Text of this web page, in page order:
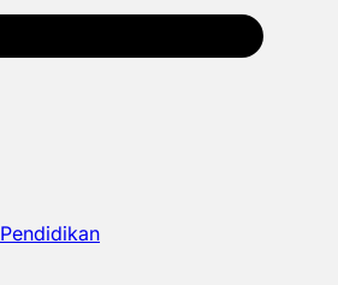
Pendidikan